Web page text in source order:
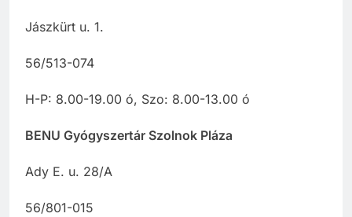
Jászkürt u. 1.
56/513-074
H-P: 8.00-19.00 ó, Szo: 8.00-13.00 ó
BENU Gyógyszertár Szolnok Pláza
Ady E. u. 28/A
56/801-015